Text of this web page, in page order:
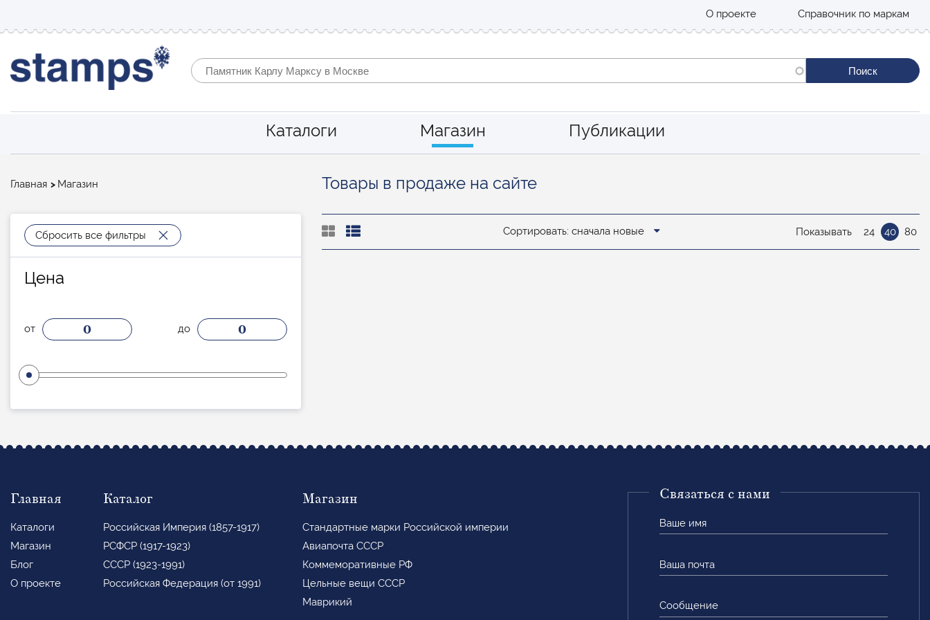
О проекте Справочник по маркам
Каталоги Магазин Публикации
Строка
Главная Магазин Товары в продаже на сайте
Сбросить все фильтры
Цена
от 0 до 0
Сортировать: сначала новые Показывать 24 40 80
Главная
Каталоги
Магазин
Блог
О проекте
Каталог
Российская Империя (1857-1917)
РСФСР (1917-1923)
СССР (1923-1991)
Российская Федерация (от 1991)
Магазин
Стандартные марки Российской империи
Авиапочта СССР
Коммеморативные РФ
Цельные вещи СССР
Маврикий
Связаться с нами
имя
почта
Сообщение